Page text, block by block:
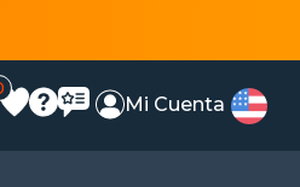
Mi Cuenta